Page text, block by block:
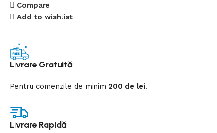
Compare
Add to wishlist
Livrare Gratuită
Pentru comenzile de minim200 de lei.
Livrare Rapidă